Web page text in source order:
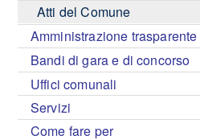
Atti del Comune
Amministrazione trasparente
Bandi di gara e di concorso
Uffici comunali
Servizi
Come fare per